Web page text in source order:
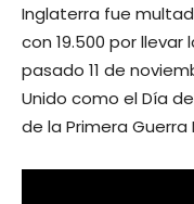
Inglaterra fue
con 19.500 por llevar
pasado 11 de
Unido como el Día
de la Primera Guerra